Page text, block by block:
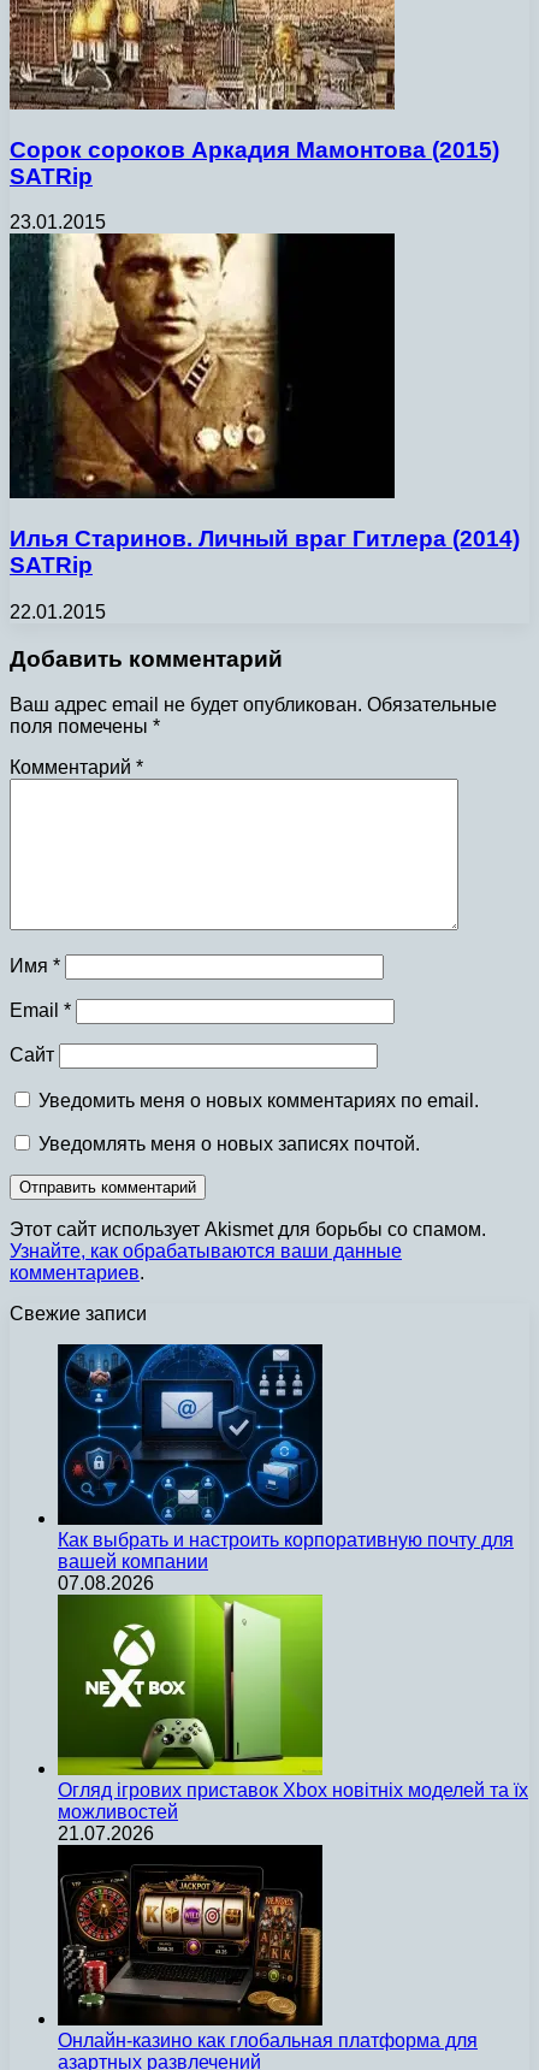
Сорок сороков Аркадия Мамонтова (2015)
SATRip
23.01.2015
Илья Старинов. Личный враг Гитлера (2014)
SATRip
22.01.2015
Добавить комментарий
Ваш адрес email не будет опубликован. Обязательные
поля помечены *
Комментарий *
Имя *
Email *
Сайт
Уведомить меня о новых комментариях по email.
Уведомлять меня о новых записях почтой.
Этот сайт использует Akismet для борьбы со спамом.
Узнайте, как обрабатываются ваши данные
комментариев.
Свежие записи
Как выбрать и настроить корпоративную почту для
вашей компании
07.08.2026
Огляд ігрових приставок Xbox новітніх моделей та їх
можливостей
21.07.2026
Онлайн-казино как глобальная платформа для
азартных развлечений